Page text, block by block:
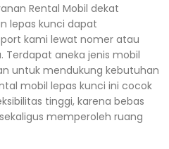
Rental Mobil dekat
lepas kunci dapat
kami lewat nomer atau
Terdapat aneka jenis mobil
untuk mendukung kebutuhan
mobil lepas kunci ini cocok
tinggi, karena bebas
memperoleh ruang